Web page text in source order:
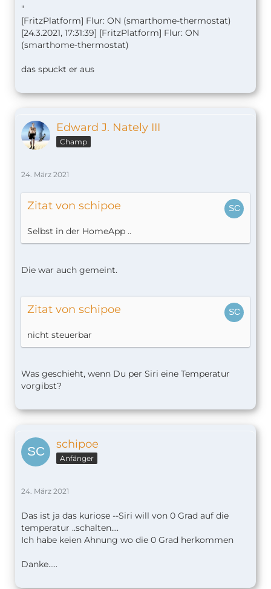
"
[FritzPlatform] Flur: ON (smarthome-thermostat)
[24.3.2021, 17:31:39] [FritzPlatform] Flur: ON
(smarthome-thermostat)
das spuckt er aus
Edward J. Nately III
Champ
24. März 2021
Zitat von schipoe
Selbst in der HomeApp ..
Die war auch gemeint.
Zitat von schipoe
nicht steuerbar
Was geschieht, wenn Du per Siri eine Temperatur
vorgibst?
schipoe
Anfänger
24. März 2021
Das ist ja das kuriose --Siri will von 0 Grad auf die
temperatur ..schalten....
Ich habe keien Ahnung wo die 0 Grad herkommen
Danke.....